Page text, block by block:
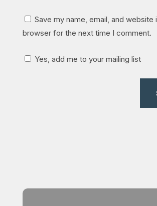
Save my name, email, and website
browser for the next time I comment.
Yes, add me to your mailing list